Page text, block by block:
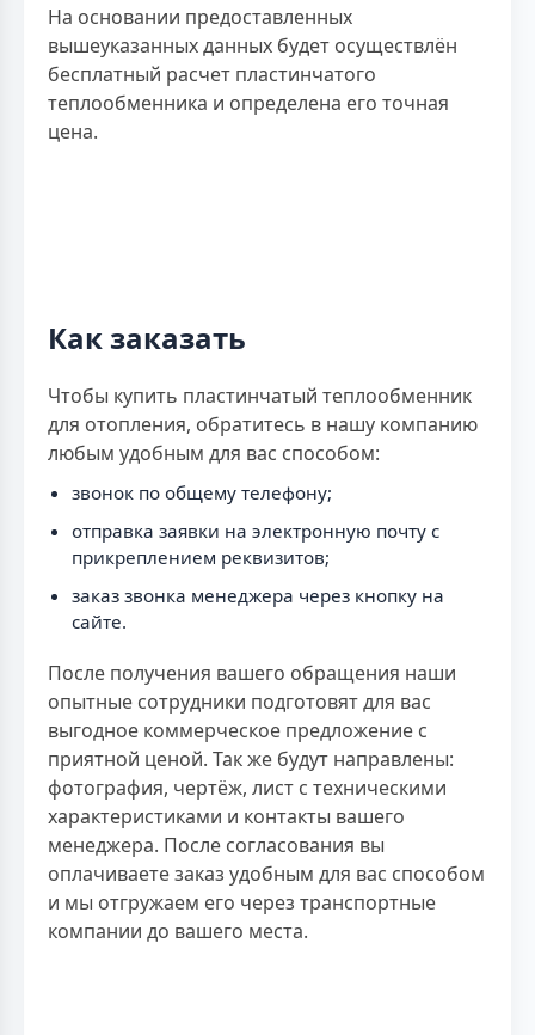
На основании предоставленных
вышеуказанных данных будет осуществлён
бесплатный расчет пластинчатого
теплообменника и определена его точная
цена.
Как заказать
Чтобы купить пластинчатый теплообменник
для отопления, обратитесь в нашу компанию
любым удобным для вас способом:
звонок по общему телефону;
отправка заявки на электронную почту с
прикреплением реквизитов;
заказ звонка менеджера через кнопку на
сайте.
После получения вашего обращения наши
опытные сотрудники подготовят для вас
выгодное коммерческое предложение с
приятной ценой. Так же будут направлены:
фотография, чертёж, лист с техническими
характеристиками и контакты вашего
менеджера. После согласования вы
оплачиваете заказ удобным для вас способом
и мы отгружаем его через транспортные
компании до вашего места.